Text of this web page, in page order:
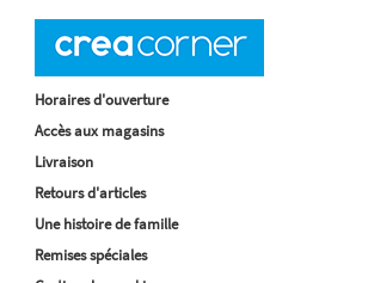
Horaires d'ouverture
Accès aux magasins
Livraison
Retours d'articles
Une histoire de famille
Remises spéciales